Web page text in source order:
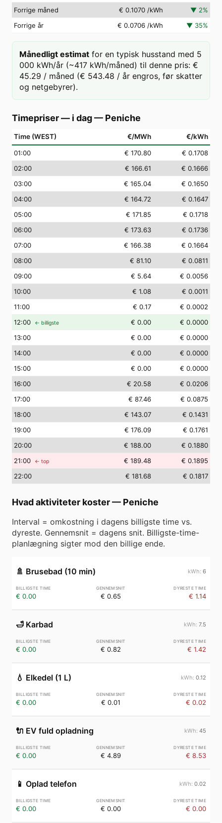
Forrige måned
€ 0.1070 /kWh ▼ 2%
Forrige år
€ 0.0706 /kWh ▼ 35%
Månedligt estimat for en typisk husstand med 5
000 kWh/år (~417 kWh/måned) til denne pris: €
45.29 / måned (€ 543.48 / år engros, før skatter
og netgebyrer).
Timepriser — i dag— Peniche
Time (WEST) €/MWh €/kWh
01:00 € 170.80
€ 0.1708
02:00 € 166.61
€ 0.1666
03:00 € 165.04
€ 0.1650
04:00 € 164.72
€ 0.1647
05:00 € 171.85
€ 0.1718
06:00 € 173.63
€ 0.1736
07:00 € 166.38
€ 0.1664
08:00 € 81.10
€ 0.0811
09:00 € 5.64
€ 0.0056
10:00 € 1.08
€ 0.0011
11:00 € 0.17
€ 0.0002
12:00 ← billigste € 0.00
€ 0.0000
13:00 € 0.00
€ 0.0000
14:00 € 0.00
€ 0.0000
15:00 € 0.00
€ 0.0000
16:00 € 20.58
€ 0.0206
17:00 € 87.46
€ 0.0875
18:00 € 143.07
€ 0.1431
19:00 € 176.09
€ 0.1761
20:00 € 188.00
€ 0.1880
21:00 ← top € 189.48
€ 0.1895
22:00 € 181.68 € 0.1817
Hvad aktiviteter koster— Peniche
Interval = omkostning i dagens billigste time vs.
dyreste. Gennemsnit = dagens snit. Billigste-time-
planlægning sigter mod den billige ende.
🚿 Brusebad (10 min) 6
€ 0.00 € 0.65 € 1.14
🛁 Karbad 7.5
€ 0.00 € 0.82 € 1.42
💧 Elkedel (1 L) 0.12
€ 0.00 € 0.01 € 0.02
🔌 EV fuld opladning 45
€ 0.00 € 4.89 € 8.53
📱 Oplad telefon 0.02
€ 0.00 € 0.00 € 0.00